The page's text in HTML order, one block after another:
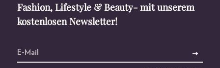
Fashion, Lifestyle & Beauty- mit unserem
kostenlosen Newsletter!